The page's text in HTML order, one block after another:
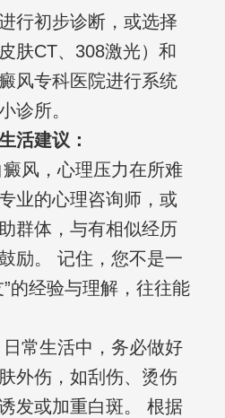
行初步诊断，或选择
肤CT、308激光）和
风专科医院进行系统
诊所。
活建议：
风，心理压力在所难
业的心理咨询师，或
群体，与有相似经历
励。 记住，您不是一
的经验与理解，往往能
日常生活中，务必做好
外伤，如刮伤、烫伤
发或加重白斑。 根据